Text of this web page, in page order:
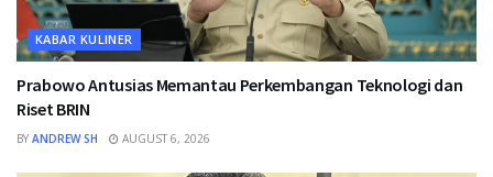
KABAR KULINER
Prabowo Antusias Memantau Perkembangan Teknologi dan
Riset BRIN
BY ANDREW SH AUGUST 6, 2026